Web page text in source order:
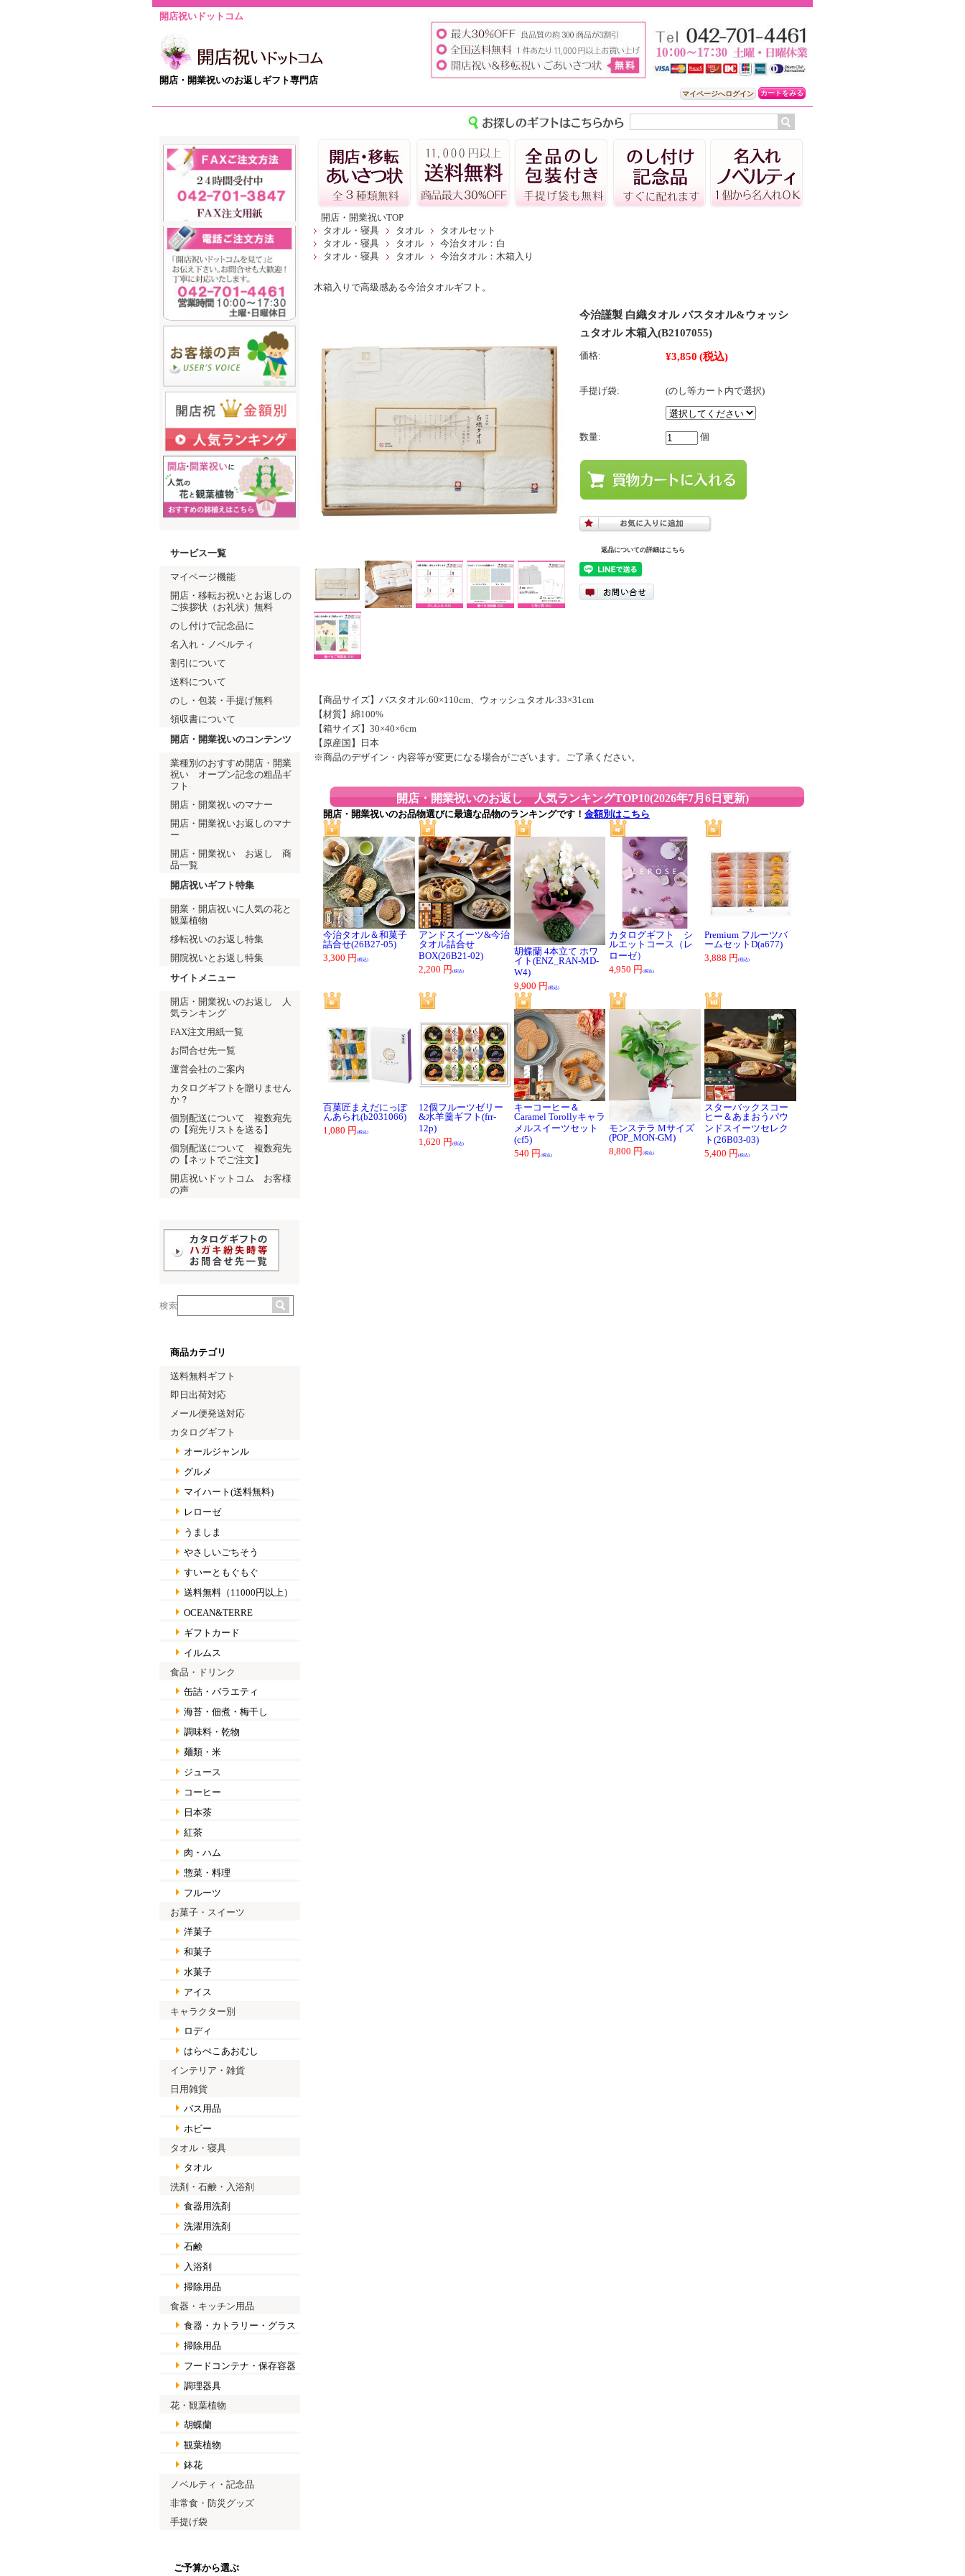
開店祝いドットコム
開店・開業祝いのお返しギフト専門店
マイページへログイン カートをみる
開店・開業祝いTOP
タオル・寝具
タオル
タオルセット
タオル・寝具
タオル
今治タオル：白
タオル・寝具
タオル 今治タオル：木箱入り
木箱入りで高級感ある今治タオルギフト。
今治謹製 白織タオル バスタオル&ウォッシ
ュタオル 木箱入(B2107055)
価格: ¥3,850 (税込)
手提げ袋: (のし等カート内で選択)
数量: 個
返品についての詳細はこちら
【商品サイズ】バスタオル:60×110cm、ウォッシュタオル:33×31cm
【材質】綿100%
【箱サイズ】30×40×6cm
【原産国】日本
※商品のデザイン・内容等が変更になる場合がございます。ご了承ください。
サービス一覧
マイページ機能
開店・移転お祝いとお返しの
ご挨拶状（お礼状）無料
のし付けで記念品に
名入れ・ノベルティ
割引について
送料について
のし・包装・手提げ無料
領収書について
開店・開業祝いのコンテンツ
業種別のおすすめ開店・開業
祝い オープン記念の粗品ギ
フト
開店・開業祝いのマナー
開店・開業祝いお返しのマナ
ー
開店・開業祝い お返し 商
品一覧
開店祝いギフト特集
開業・開店祝いに人気の花と
観葉植物
移転祝いのお返し特集
開院祝いとお返し特集
サイトメニュー
開店・開業祝いのお返し 人
気ランキング
FAX注文用紙一覧
お問合せ先一覧
運営会社のご案内
カタログギフトを贈りません
か？
個別配送について 複数宛先
の【宛先リストを送る】
個別配送について 複数宛先
の【ネットでご注文】
開店祝いドットコム お客様
の声
商品カテゴリ
送料無料ギフト
即日出荷対応
メール便発送対応
カタログギフト
オールジャンル
グルメ
マイハート(送料無料)
レローゼ
うましま
やさしいごちそう
すいーともぐもぐ
送料無料（11000円以上）
OCEAN&TERRE
ギフトカード
イルムス
食品・ドリンク
缶詰・バラエティ
海苔・佃煮・梅干し
調味料・乾物
麺類・米
ジュース
コーヒー
日本茶
紅茶
肉・ハム
惣菜・料理
フルーツ
お菓子・スイーツ
洋菓子
和菓子
水菓子
アイス
キャラクター別
ロディ
はらぺこあおむし
インテリア・雑貨
日用雑貨
バス用品
ホビー
タオル・寝具
タオル
洗剤・石鹸・入浴剤
食器用洗剤
洗濯用洗剤
石鹸
入浴剤
掃除用品
食器・キッチン用品
食器・カトラリー・グラス
掃除用品
フードコンテナ・保存容器
調理器具
花・観葉植物
胡蝶蘭
観葉植物
鉢花
ノベルティ・記念品
非常食・防災グッズ
手提げ袋
ご予算から選ぶ